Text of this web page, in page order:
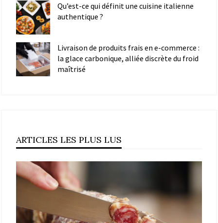
Qu’est-ce qui définit une cuisine italienne
authentique ?
Livraison de produits frais en e-commerce :
la glace carbonique, alliée discrète du froid
maîtrisé
ARTICLES LES PLUS LUS